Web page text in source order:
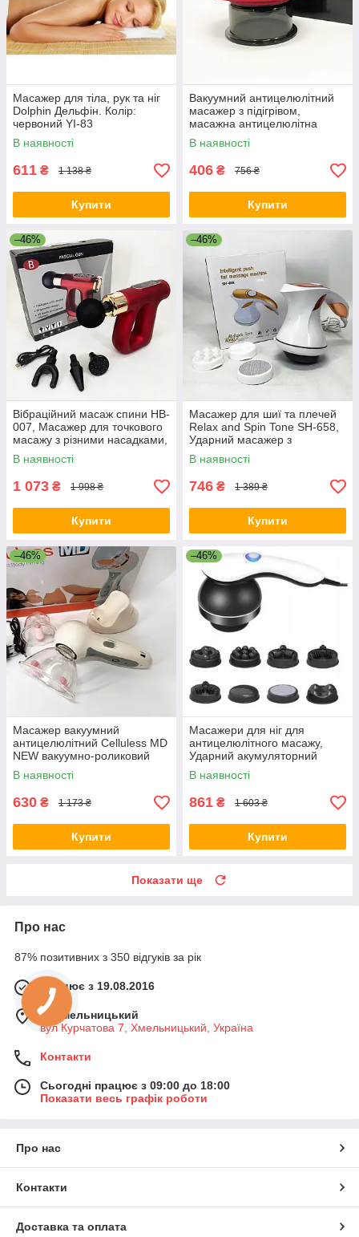
Масажер для тіла, рук та ніг
Dolphin Дельфін. Колір:
червоний YI-83
В наявності
611 ₴ 1 138 ₴
Купити
Вакуумний антицелюлітний
масажер з підігрівом,
масажна антицелюлітна
банка KD-70
В наявності
406 ₴ 756 ₴
Купити
–46%
Вібраційний масаж спини HB-
007, Масажер для точкового
масажу з різними насадками,
Сильний вібромасажер GY-
25
В наявності
1 073 ₴ 1 998 ₴
Купити
–46%
Масажер для шиї та плечей
Relax and Spin Tone SH-658,
Ударний масажер з
тригерною точкою FC-91
В наявності
746 ₴ 1 389 ₴
Купити
–46%
Масажер вакуумний
антицелюлітний Celluless MD
NEW вакуумно-роликовий
ефективний масажер
Целюлес JF-77
В наявності
630 ₴ 1 173 ₴
Купити
–46%
Масажери для ніг для
антицелюлітного масажу,
Ударний акумуляторний
масажер з насадками TE-78
В наявності
861 ₴ 1 603 ₴
Купити
Показати ще
Про нас
87% позитивних з 350 відгуків за рік
Працює з 19.08.2016
м. Хмельницький
вул Курчатова 7, Хмельницький, Україна
Контакти
Сьогодні працює з 09:00 до 18:00
Показати весь графік роботи
Про нас
Контакти
Доставка та оплата